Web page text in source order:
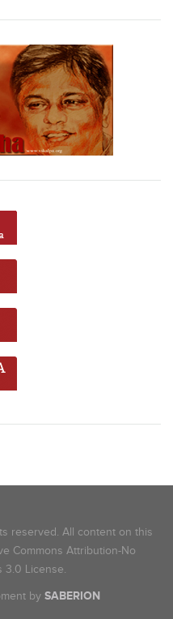
reserved. All content on this
Commons Attribution-No
3.0 License.
by SABERION